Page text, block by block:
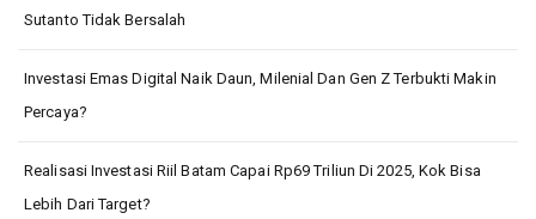
Sutanto Tidak Bersalah
Investasi Emas Digital Naik Daun, Milenial Dan Gen Z Terbukti Makin
Percaya?
Realisasi Investasi Riil Batam Capai Rp69 Triliun Di 2025, Kok Bisa
Lebih Dari Target?